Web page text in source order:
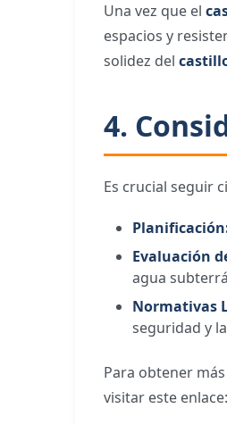
Una vez que el
espacios y
solidez del
4.
Es crucial seguir
Evaluación
agua
Normativas
seguridad y
Para obtener
visitar este enlace: